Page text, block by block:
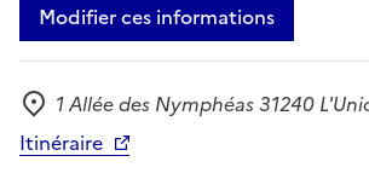
Modifier ces informations
Adresse
1 Allée des Nymphéas 31240
Itinéraire